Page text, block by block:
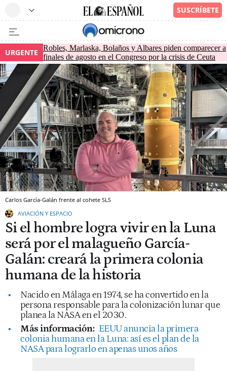
URGENTE
Robles, Marlaska, Bolaños y Albares piden comparecer a
finales de agosto en el Congreso por la crisis de Ceuta
Carlos García-Galán frente al cohete SLS
AVIACIÓN Y ESPACIO
Si el hombre logra vivir en la Luna
será por el malagueño García-
Galán: creará la primera colonia
humana de la historia
Nacido en Málaga en 1974, se ha convertido en la
persona responsable para la colonización lunar que
planea la NASA en el 2030.
Más información: EEUU anuncia la primera
colonia humana en la Luna: así es el plan de la
NASA para lograrlo en apenas unos años